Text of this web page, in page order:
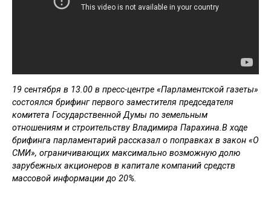
19 сентября в 13.00 в пресс-центре «Парламентской газеты»
состоялся брифинг первого заместителя председателя
комитета Государственной Думы по земельным
отношениям и строительству Владимира Парахина.В ходе
брифинга парламентарий рассказал о поправках в закон «О
СМИ», ограничивающих максимально возможную долю
зарубежных акционеров в капитале компаний средств
массовой информации до 20%.